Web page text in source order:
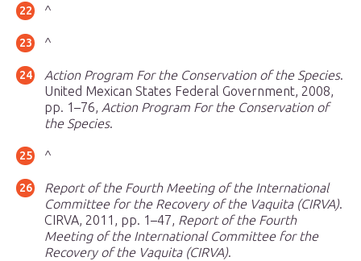
^
^
Action Program For the Conservation of the Species.
United Mexican States Federal Government, 2008,
pp. 1–76, Action Program For the Conservation of
the Species.
^
Report of the Fourth Meeting of the International
Committee for the Recovery of the Vaquita (CIRVA).
CIRVA, 2011, pp. 1–47, Report of the Fourth
Meeting of the International Committee for the
Recovery of the Vaquita (CIRVA).